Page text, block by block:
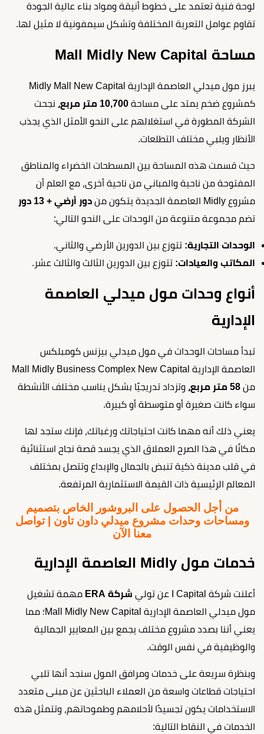
لوحة فنية تعتمد على خطوط أنيقة ومواد بناء عالية الجودة
تقاوم عوامل التعرية المختلفة وتشكل سيمفونية لا مثيل لها.
مساحة Mall Midly New Capital
يبرز مول ميدلي العاصمة الإدارية Midly Mall New Capital
كمشروع ضخم يمتد على مساحة 10,700 متر مربع،
نجحت
الشركة المطورة في استغلالهم على النحو الأمثل الذي يجذب
الأنظار ويلبي مختلف التطلعات.
حيث قسمت هذه المساحة بين المسطحات الخضراء والمناطق
المفتوحة من ناحية والمباني من ناحية أخرى، مع العلم أن
مشروع Midly العاصمة الجديدة يتكون من
دور أرضي + 13 دور
تضم مجموعة متنوعة من الوحدات على النحو التالي:
الوحدات التجارية: تتوزع بين الدورين الأرضي والثاني.
المكاتب والعيادات: تتوزع بين الدورين الثالث والثالث عشر.
أنواع وحدات مول ميدلي العاصمة
الإدارية
تبدأ مساحات الوحدات في مول ميدلي بيزنس كومبلكس
العاصمة الإدارية Mall Midly Business Complex New Capital
من 58 متر مربع،
وتزداد تدريجيًا بشكل يناسب مختلف الأنشطة
سواء كانت صغيرة أو متوسطة أو كبيرة.
يعني ذلك أنه مهما كانت احتياجاتك ورغباتك، فإنك ستجد لها
مكانًا في هذا الصرح العملاق الذي يجسد قصة نجاح استثنائية
في قلب مدينة ذكية تنبض بالجمال والإبداع وتتصل بمختلف
المعالم الرئيسية ذات القيمة الاستثمارية المرتفعة.
من أجل الحصول على البروشور الخاص بتصميم
ومساحات وحدات مشروع ميدلي داون تاون | تواصل
معنا الآن
خدمات مول Midly العاصمة الإدارية
أعلنت شركة I Capital عن تولي شركة ERA
مهمة تشغيل
مول ميدلي العاصمة الإدارية Mall Midly New Capital؛ مما
يعني أننا بصدد مشروع مختلف يجمع بين المعايير الجمالية
والوظيفية في نفس الوقت.
وبنظرة سريعة على خدمات ومرافق المول سنجد أنها تلبي
احتياجات قطاعات واسعة من العملاء الباحثين عن مبنى متعدد
الاستخدامات يكون تجسيدًا لأحلامهم وطموحاتهم، وتتمثل هذه
الخدمات في النقاط التالية: